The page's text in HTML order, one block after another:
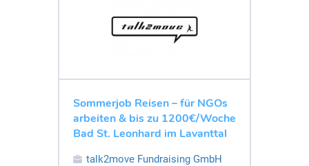
Sommerjob Reisen – für NGOs
arbeiten & bis zu 1200€/Woche
Bad St. Leonhard im Lavanttal
talk2move Fundraising GmbH